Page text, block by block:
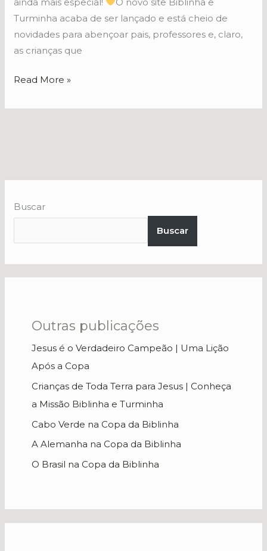
Turminha acaba de ser lançado e está cheio de
novidades para abençoar pais, professores e, claro,
as crianças que
Read More »
Buscar
Buscar
Outras publicações
Jesus é o Verdadeiro Campeão | Uma Lição
Após a Copa
Crianças de Toda Terra para Jesus | Conheça
a Missão Biblinha e Turminha
Cabo Verde na Copa da Biblinha
A Alemanha na Copa da Biblinha
O Brasil na Copa da Biblinha